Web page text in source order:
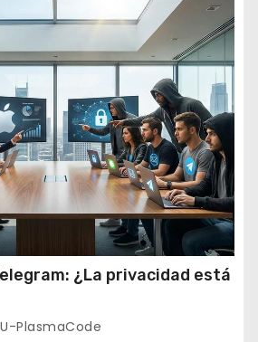
¿La privacidad está
U-PlasmaCode